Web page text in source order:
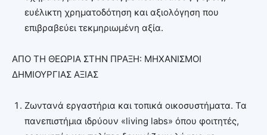
ευέλικτη χρηματοδότηση και αξιολόγηση που
επιβραβεύει τεκμηριωμένη αξία.
ΑΠΟ ΤΗ ΘΕΩΡΙΑ ΣΤΗΝ ΠΡΑΞΗ: ΜΗΧΑΝΙΣΜΟΙ
ΔΗΜΙΟΥΡΓΙΑΣ ΑΞΙΑΣ
Ζωντανά εργαστήρια και τοπικά οικοσυστήματα. Τα
πανεπιστήμια ιδρύουν «living labs» όπου φοιτητές,